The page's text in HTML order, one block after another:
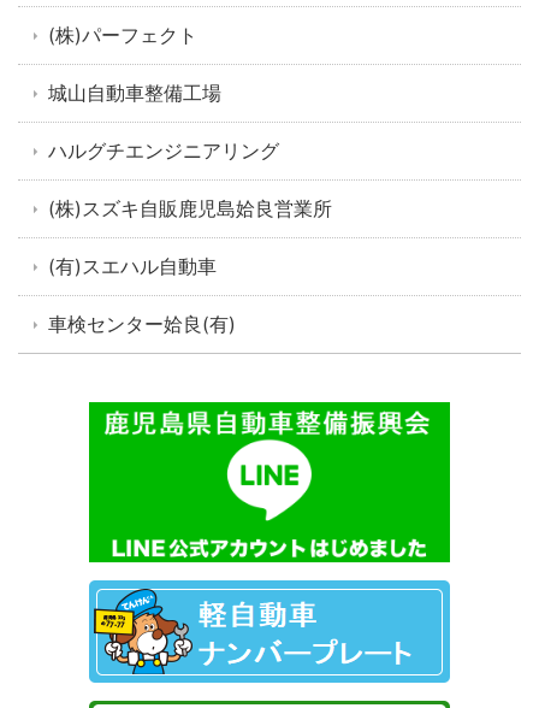
(株)パーフェクト
城山自動車整備工場
ハルグチエンジニアリング
(株)スズキ自販鹿児島姶良営業所
(有)スエハル自動車
車検センター姶良(有)